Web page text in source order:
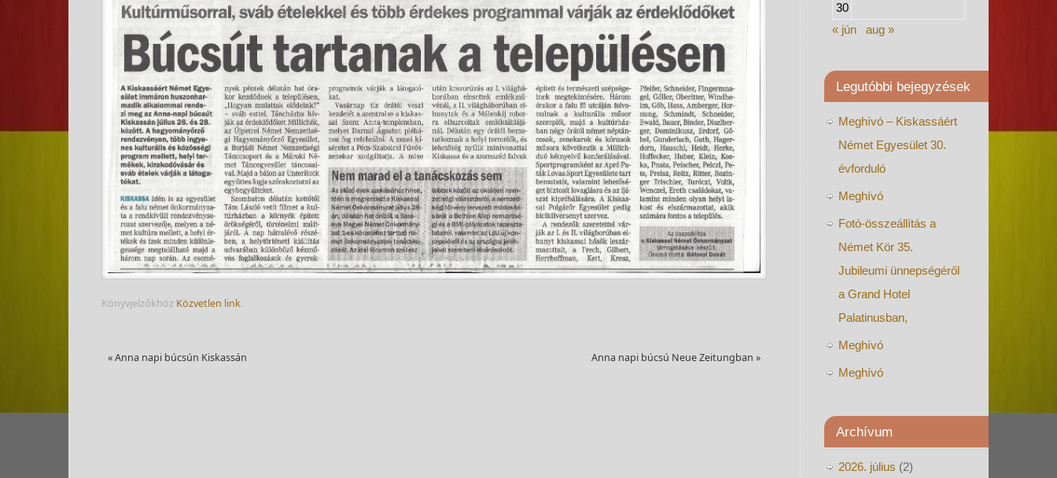
Könyvjelzőkhöz Közvetlen link.
«Anna napi búcsún Kiskassán Anna napi búcsú Neue Zeitungban »
30
« jún
aug »
Legutóbbi bejegyzések
Meghívó – Kiskassáért
Német Egyesület 30.
évforduló
Meghívó
Fotó-összeállítás a
Német Kör 35.
Jubileumi ünnepségéről
a Grand Hotel
Palatinusban,
Meghívó
Meghívó
Archívum
2026. július (2)